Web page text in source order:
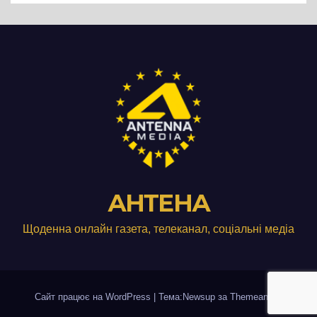
АНТЕНА
Щоденна онлайн газета, телеканал, соціальні медіа
Сайт працює на WordPress Тема:Newsup за Themeansar